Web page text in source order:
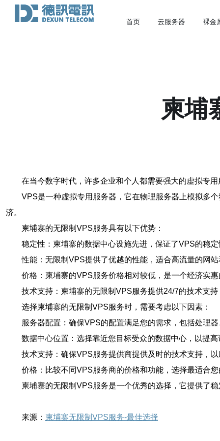
首页 云服务器 裸金
柬埔
在当今数字时代，许多企业和个人都需要强大的虚拟专
VPS是一种虚拟专用服务器，它在物理服务器上模拟多
济。
柬埔寨的无限制VPS服务具有以下优势：
稳定性：柬埔寨的数据中心设施先进，保证了VPS的稳
性能：无限制VPS提供了优越的性能，适合高流量的网
价格：柬埔寨的VPS服务价格相对较低，是一个经济实
技术支持：柬埔寨的无限制VPS服务提供24/7的技术支
选择柬埔寨的无限制VPS服务时，需要考虑以下因素：
服务器配置：确保VPS的配置满足您的需求，包括处理
数据中心位置：选择靠近您目标受众的数据中心，以提
技术支持：确保VPS服务提供商提供及时的技术支持，
价格：比较不同VPS服务商的价格和功能，选择最适合
柬埔寨的无限制VPS服务是一个优秀的选择，它提供了
来源： 柬埔寨无限制VPS服务-最佳选择